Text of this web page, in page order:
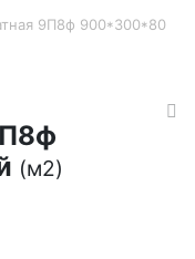
9П8ф 900*300*80
(м2)